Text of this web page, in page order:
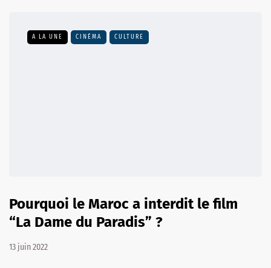
A LA UNE CINÉMA CULTURE
Pourquoi le Maroc a interdit le film
“La Dame du Paradis” ?
13 juin 2022